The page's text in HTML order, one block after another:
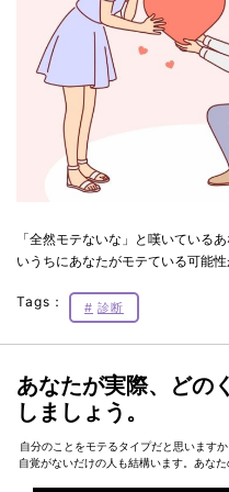
「全然モテないな」と嘆いている
いうちにあなたがモテている可能
Tags： 診断
あなたが実際、どの
しましょう。
自分のことをモテるタイプだと思います
自覚がないだけの人も結構います。あな